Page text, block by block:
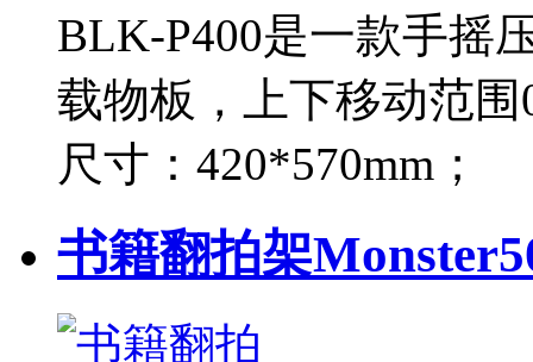
BLK-P400是一款手摇
载物板，上下移动范
尺寸：420*570mm；
书籍翻拍架